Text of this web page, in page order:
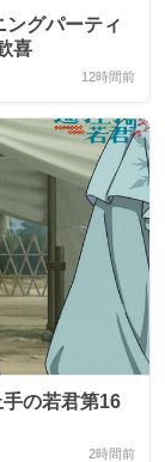
グパーティ
喜
12時間前
手の若君第16
2時間前